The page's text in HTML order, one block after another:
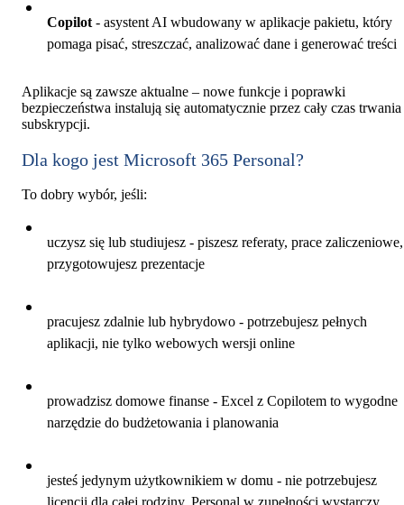
Copilot - asystent AI wbudowany w aplikacje pakietu, który
pomaga pisać, streszczać, analizować dane i generować treści
Aplikacje są zawsze aktualne – nowe funkcje i poprawki
bezpieczeństwa instalują się automatycznie przez cały czas trwania
subskrypcji.
Dla kogo jest Microsoft 365 Personal?
To dobry wybór, jeśli:
uczysz się lub studiujesz - piszesz referaty, prace zaliczeniowe,
przygotowujesz prezentacje
pracujesz zdalnie lub hybrydowo - potrzebujesz pełnych
aplikacji, nie tylko webowych wersji online
prowadzisz domowe finanse - Excel z Copilotem to wygodne
narzędzie do budżetowania i planowania
jesteś jedynym użytkownikiem w domu - nie potrzebujesz
licencji dla całej rodziny, Personal w zupełności wystarczy